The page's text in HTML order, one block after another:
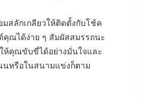
สลักเกลียวให้ติดตั้งกับโช้ค
คุณได้ง่าย ๆ สัมผัสสมรรถนะ
ห้คุณขับขี่ได้อย่างมั่นใจและ
นหรือในสนามแข่งก็ตาม